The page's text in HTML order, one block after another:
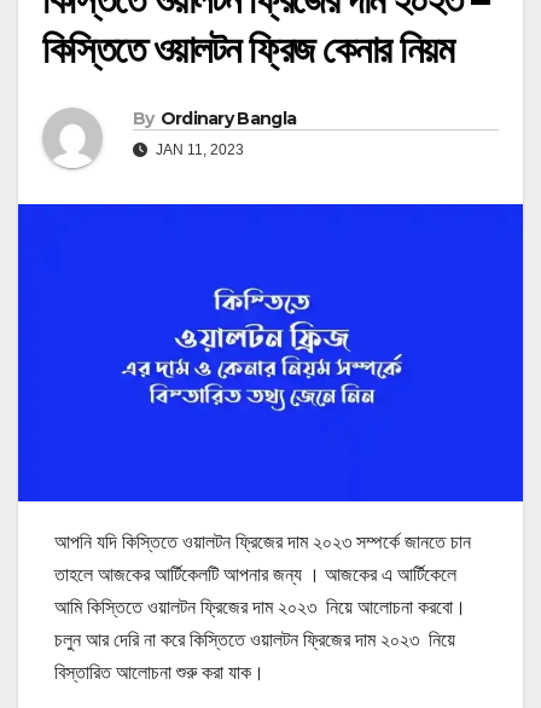
কিস্তিতে ওয়ালটন ফ্রিজ কেনার নিয়ম
By Ordinary Bangla
JAN 11, 2023
আপনি যদি কিস্তিতে ওয়ালটন ফ্রিজের দাম ২০২৩ সম্পর্কে জানতে চান
তাহলে আজকের আর্টিকেলটি আপনার জন্য । আজকের এ আর্টিকেলে
আমি কিস্তিতে ওয়ালটন ফ্রিজের দাম ২০২৩ নিয়ে আলোচনা করবো।
চলুন আর দেরি না করে কিস্তিতে ওয়ালটন ফ্রিজের দাম ২০২৩ নিয়ে
বিস্তারিত আলোচনা শুরু করা যাক।